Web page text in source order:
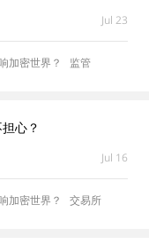
Jul 23
加密世界？ 监管
心？
Jul 16
加密世界？ 交易所